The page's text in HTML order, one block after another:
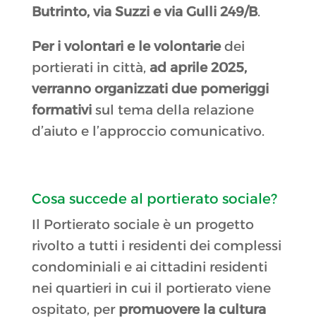
Butrinto, via Suzzi e via Gulli 249/B.
Per i volontari e le volontariedei
portierati in città, ad aprile 2025,
verranno organizzati due pomeriggi
formativisul tema della relazione
d’aiuto e l’approccio comunicativo.
Cosa succede al portierato sociale?
Il Portierato sociale è un progetto
rivolto a tutti i residenti dei complessi
condominiali e ai cittadini residenti
nei quartieri in cui il portierato viene
ospitato, per promuovere la cultura